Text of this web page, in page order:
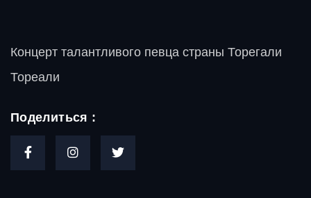
Концерт талантливого певца страны Торегали
Тореали
Поделиться :